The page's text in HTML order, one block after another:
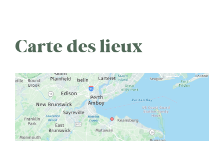
Carte des lieux